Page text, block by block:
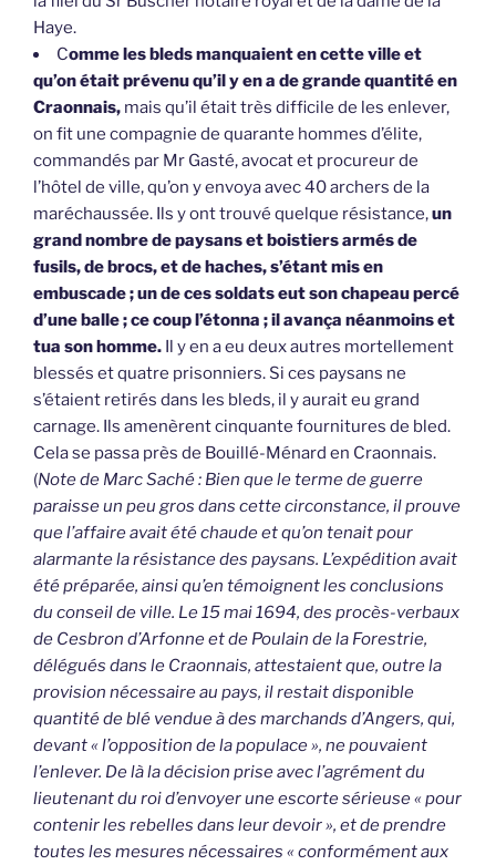
Haye.
Comme les bleds manquaient en cette ville et
qu’on était prévenu qu’il y en a de grande quantité en
Craonnais, mais qu’il était très difficile de les enlever,
on fit une compagnie de quarante hommes d’élite,
commandés par Mr Gasté, avocat et procureur de
l’hôtel de ville, qu’on y envoya avec 40 archers de la
maréchaussée. Ils y ont trouvé quelque résistance,un
grand nombre de paysans et boistiers armés de
fusils, de brocs, et de haches, s’étant mis en
embuscade ; un de ces soldats eut son chapeau percé
d’une balle ; ce coup l’étonna ; il avança néanmoins et
tua son homme. Il y en a eu deux autres mortellement
blessés et quatre prisonniers. Si ces paysans ne
s’étaient retirés dans les bleds, il y aurait eu grand
carnage. Ils amenèrent cinquante fournitures de bled.
Cela se passa près de Bouillé-Ménard en Craonnais.
(Note de Marc Saché : Bien que le terme de guerre
paraisse un peu gros dans cette circonstance, il prouve
que l’affaire avait été chaude et qu’on tenait pour
alarmante la résistance des paysans. L’expédition avait
été préparée, ainsi qu’en témoignent les conclusions
du conseil de ville. Le 15 mai 1694, des procès-verbaux
de Cesbron d’Arfonne et de Poulain de la Forestrie,
délégués dans le Craonnais, attestaient que, outre la
provision nécessaire au pays, il restait disponible
quantité de blé vendue à des marchands d’Angers, qui,
devant « l’opposition de la populace », ne pouvaient
l’enlever. De là la décision prise avec l’agrément du
lieutenant du roi d’envoyer une escorte sérieuse « pour
contenir les rebelles dans leur devoir », et de prendre
toutes les mesures nécessaires « conformément aux